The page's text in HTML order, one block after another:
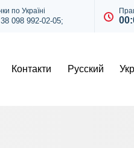
по Україні
098 992-02-05;
Контакти Русский